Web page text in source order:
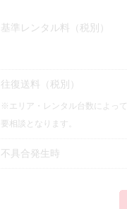
基準レンタル料（税別）
往復送料（税別）
※エリア・レンタル台数によって
要相談となります。
不具合発生時